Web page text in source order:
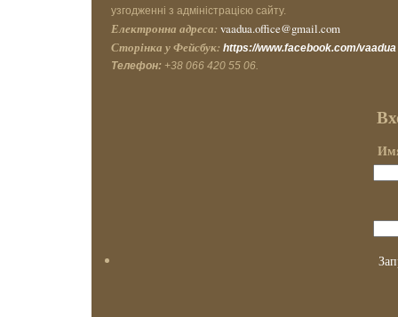
узгодженні з адміністрацією сайту.
Електронна адреса: vaadua.office@gmail.com
Сторінка у Фейсбук: https://www.facebook.com/vaadua
Телефон: +38 066 420 55 06.